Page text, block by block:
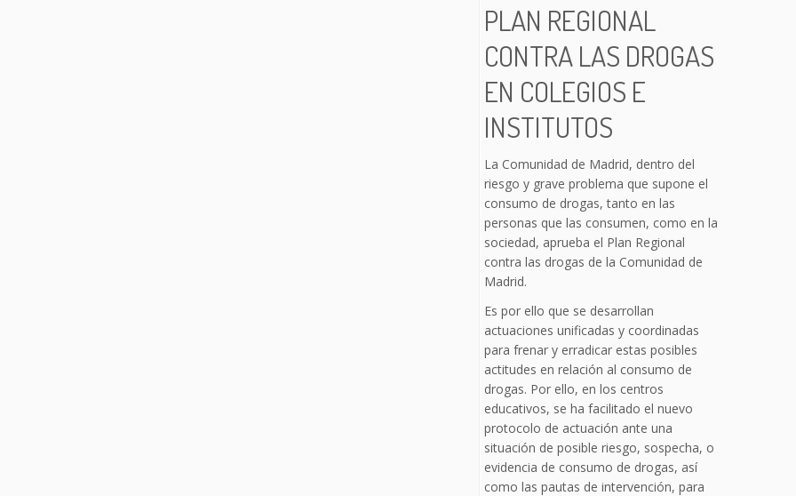
PLAN REGIONAL
CONTRA LAS DROGAS
EN COLEGIOS E
INSTITUTOS
La Comunidad de Madrid, dentro del
riesgo y grave problema que supone el
consumo de drogas, tanto en las
personas que las consumen, como en la
sociedad, aprueba el Plan Regional
contra las drogas de la Comunidad de
Madrid.
Es por ello que se desarrollan
actuaciones unificadas y coordinadas
para frenar y erradicar estas posibles
actitudes en relación al consumo de
drogas. Por ello, en los centros
educativos, se ha facilitado el nuevo
protocolo de actuación ante una
situación de posible riesgo, sospecha, o
evidencia de consumo de drogas, así
como las pautas de intervención, para